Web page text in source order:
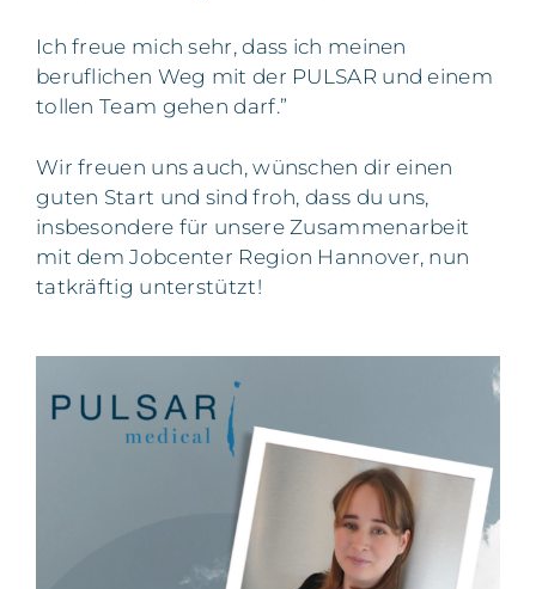
Ich freue mich sehr, dass ich meinen
beruflichen Weg mit der PULSAR und einem
tollen Team gehen darf.”
Wir freuen uns auch, wünschen dir einen
guten Start und sind froh, dass du uns,
insbesondere für unsere Zusammenarbeit
mit dem Jobcenter Region Hannover, nun
tatkräftig unterstützt!